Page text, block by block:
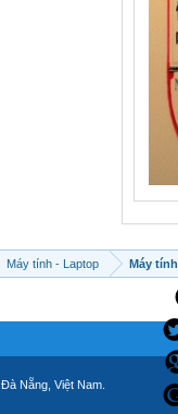
Máy tính - Laptop Máy tính
Nẵng, Việt Nam.